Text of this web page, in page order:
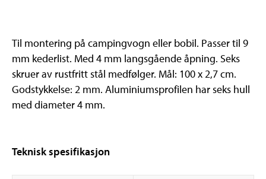
Til montering på campingvogn eller bobil. Passer til 9
mm kederlist. Med 4 mm langsgående åpning. Seks
skruer av rustfritt stål medfølger. Mål: 100 x 2,7 cm.
Godstykkelse: 2 mm. Aluminiumsprofilen har seks hull
med diameter 4 mm.
Teknisk spesifikasjon